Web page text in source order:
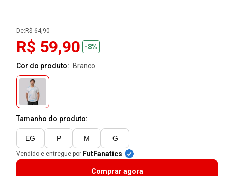
De:R$ 64,90
R$ 59,90 -8%
Cor do produto: branco
Tamanho do produto:
EG P M G
Vendido e entregue por FutFanatics
Comprar agora